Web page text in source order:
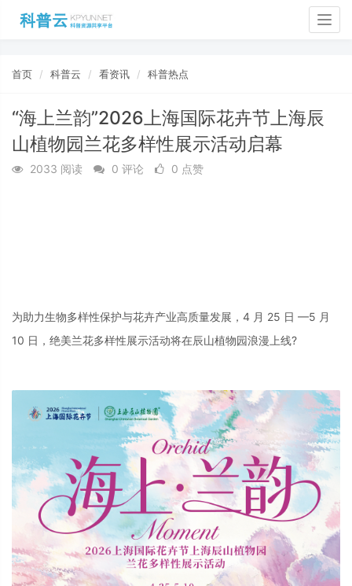
首页 科普云 看资讯 科普热点
“海上兰韵”2026上海国际花卉节上海辰
山植物园兰花多样性展示活动启幕
2033 阅读 0 评论 0 点赞
为助力生物多样性保护与花卉产业高质量发展， 4 月 25 日 —5 月
10 日，绝美兰花多样性展示活动将在辰山植物园浪漫上线?